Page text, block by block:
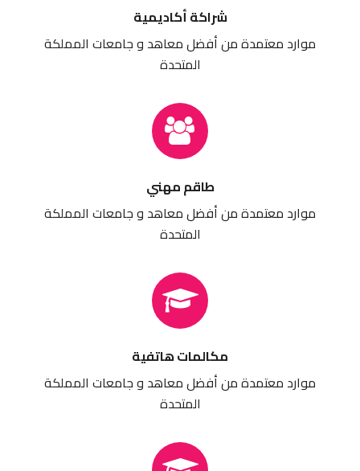
شراكة أكاديمية
موارد معتمدة من أفضل معاهد و جامعات المملكة
المتحدة
طاقم مهني
موارد معتمدة من أفضل معاهد و جامعات المملكة
المتحدة
مكالمات هاتفية
موارد معتمدة من أفضل معاهد و جامعات المملكة
المتحدة